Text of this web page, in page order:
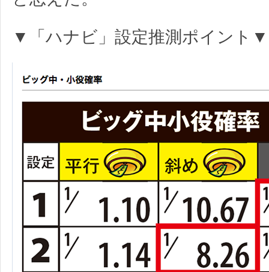
▼「ハナビ」設定推測ポイント▼